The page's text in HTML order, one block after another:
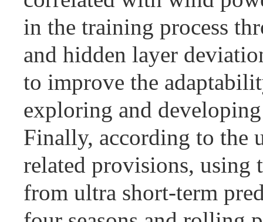
in the training process
and hidden layer
to improve the
exploring and
Finally, according to the
related provisions, using
from ultra short-term